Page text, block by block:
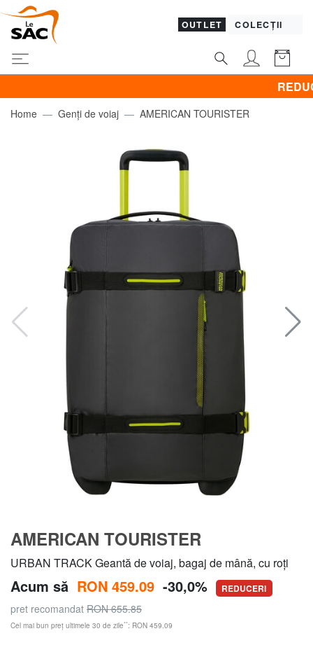
OUTLET COLECȚII
Home Genți de voiaj AMERICAN TOURISTER
AMERICAN TOURISTER
URBAN TRACK Geantă de voiaj, bagaj de mână, cu roți
Acum să RON 459.09 -30,0% REDUCERI
pret recomandat RON 655.85
Cel mai bun preț ultimele 30 de zile**: RON 459.09